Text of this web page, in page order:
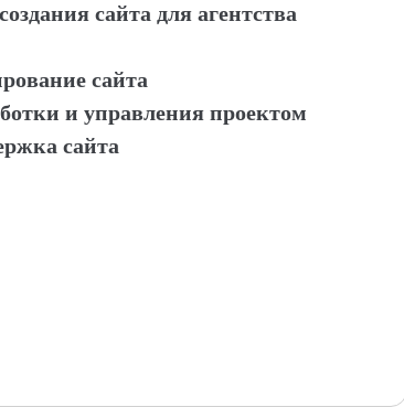
сайта для агентства
сайта
и управления проектом
сайта